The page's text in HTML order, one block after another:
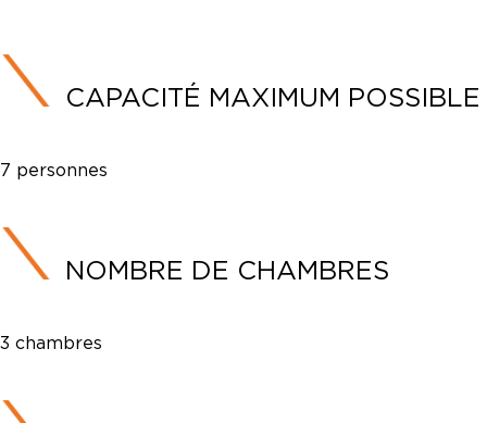
CAPACITÉ MAXIMUM POSSIBLE
7 personnes
NOMBRE DE CHAMBRES
3 chambres